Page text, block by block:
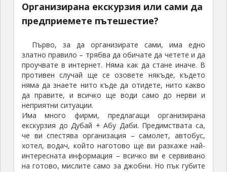
Организирана екскурзия или сами да
предприемете пътешестие?
Първо, за да организирате сами, има едно
златно правило – трябва да обичате да четете и да
проучвате в интернет. Няма как да стане иначе. В
противен случай ще се озовете някъде, където
няма да знаете нито къде да отидете, нито какво
да правите, и всичко ще води само до нерви и
неприятни ситуации.
Има много фирми, предлагащи организирана
екскурзия до Дубай + Абу Даби. Предимствата са,
че ви спестява организация – самолет, автобус,
хотел, водач, който наготово ще ви разкаже най-
интересната информация – всичко ви е сервивано
на готово, мислите само за джобни. Но пък губите